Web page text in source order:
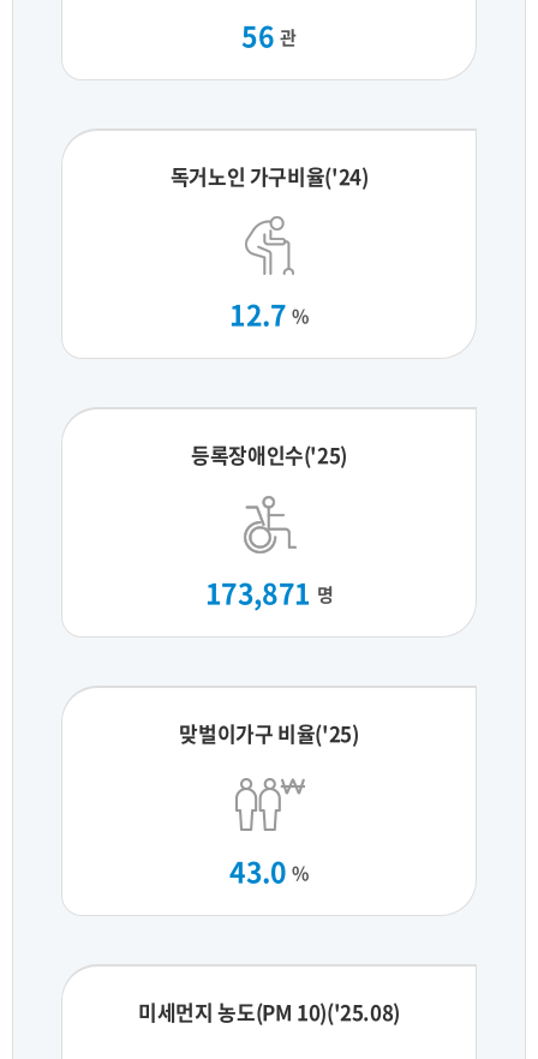
56 관
독거노인 가구비율('24)
12.7 %
등록장애인수('25)
173,871 명
맞벌이가구 비율('25)
43.0 %
미세먼지 농도(PM 10)('25.08)